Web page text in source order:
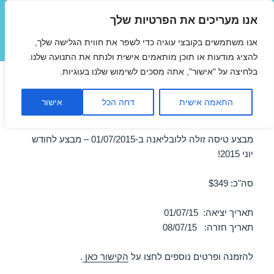
אנו מעריכים את הפרטיות שלך
אנו משתמשים בקובצי עוגיה כדי לשפר את חווית הגלישה שלך,
להציג מודעות או תוכן מותאמים אישית ולנתח את התנועה שלנו.
בלחיצה על "אישור", אתה מסכים לשימוש שלנו בעוגיות.
התאמה אישית דחה הכל אישור
תפריטים
ווידג'טים
טיסות זולות ללובליאנה
01/07/2015
מבצע טיסה זולה ללובליאנה ב-01/07/2015 – מבצע לחודש
יוני 2015!
סה"כ: $349
תאריך יציאה: 01/07/15
תאריך חזרה: 08/07/15
להזמנה ופרטים נוספים לחצו על הקישור כאן .